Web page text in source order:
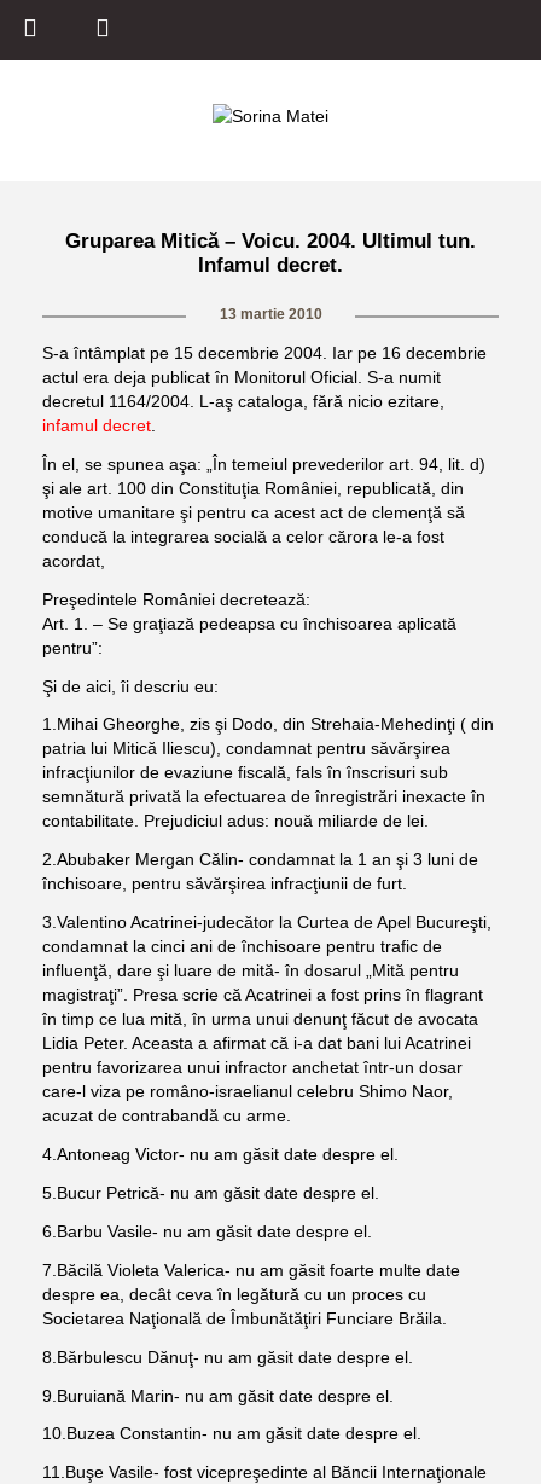
Gruparea Mitică – Voicu. 2004. Ultimul tun.
Infamul decret.
13 martie 2010
S-a întâmplat pe 15 decembrie 2004. Iar pe 16 decembrie
actul era deja publicat în Monitorul Oficial. S-a numit
decretul 1164/2004. L-aş cataloga, fără nicio ezitare,
infamul decret
În el, se spunea aşa: „În temeiul prevederilor art. 94, lit. d)
şi ale art. 100 din Constituţia României, republicată, din
motive umanitare şi pentru ca acest act de clemenţă să
conducă la integrarea socială a celor cărora le-a fost
acordat,
Preşedintele României decretează:
Art. 1. – Se graţiază pedeapsa cu închisoarea aplicată
pentru”:
Şi de aici, îi descriu eu:
1.Mihai Gheorghe, zis şi Dodo, din Strehaia-Mehedinţi ( din
patria lui Mitică Iliescu), condamnat pentru săvărşirea
infracţiunilor de evaziune fiscală, fals în înscrisuri sub
semnătură privată la efectuarea de înregistrări inexacte în
contabilitate. Prejudiciul adus: nouă miliarde de lei.
2.Abubaker Mergan Călin- condamnat la 1 an şi 3 luni de
închisoare, pentru săvărşirea infracţiunii de furt.
3.Valentino Acatrinei-judecător la Curtea de Apel Bucureşti,
condamnat la cinci ani de închisoare pentru trafic de
influenţă, dare şi luare de mită- în dosarul „Mită pentru
magistraţi”. Presa scrie că Acatrinei a fost prins în flagrant
în timp ce lua mită, în urma unui denunţ făcut de avocata
Lidia Peter. Aceasta a afirmat că i-a dat bani lui Acatrinei
pentru favorizarea unui infractor anchetat într-un dosar
care-l viza pe româno-israelianul celebru Shimo Naor,
acuzat de contrabandă cu arme.
4.Antoneag Victor- nu am găsit date despre el.
5.Bucur Petrică- nu am găsit date despre el.
6.Barbu Vasile- nu am găsit date despre el.
7.Băcilă Violeta Valerica- nu am găsit foarte multe date
despre ea, decât ceva în legătură cu un proces cu
Societarea Naţională de Îmbunătăţiri Funciare Brăila.
8.Bărbulescu Dănuţ- nu am găsit date despre el.
9.Buruiană Marin- nu am găsit date despre el.
10.Buzea Constantin- nu am găsit date despre el.
11.Buşe Vasile- fost vicepreşedinte al Băncii Internaţionale